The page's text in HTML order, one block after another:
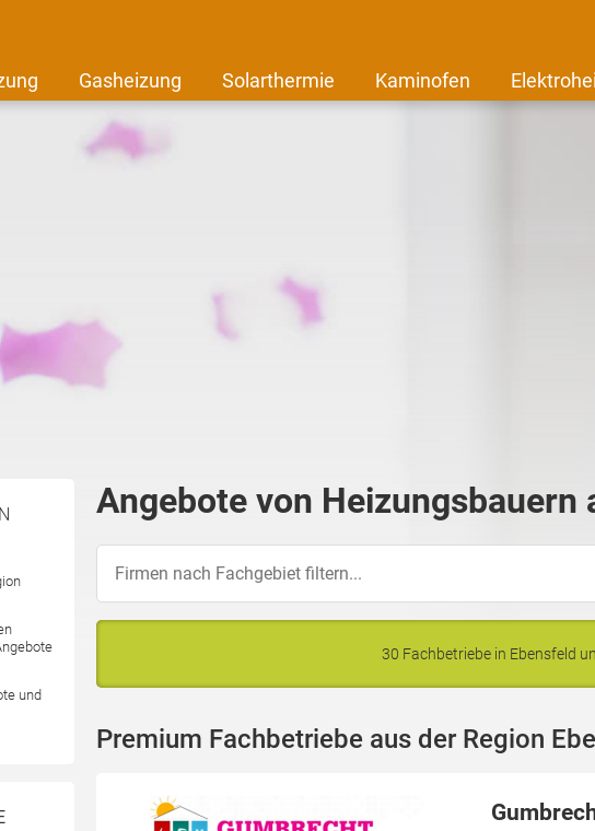
Gasheizung Solarthermie Kaminofen
und
Angebote von Heizungsbauern
30 Fachbetriebe in Ebensfeld
Premium Fachbetriebe aus der Region